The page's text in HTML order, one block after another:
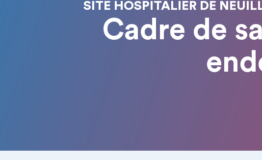
SITE HOSPITALIER DE
Cadre de